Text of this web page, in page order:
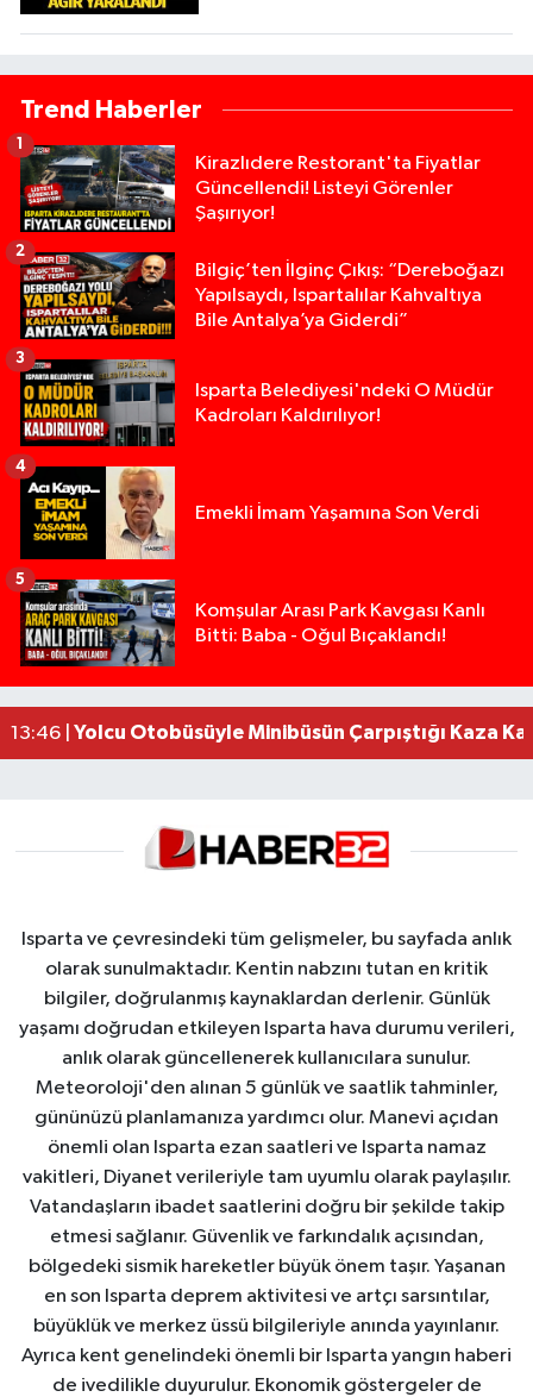
Trend Haberler
Kirazlıdere Restorant'ta Fiyatlar
Güncellendi! Listeyi Görenler
Şaşırıyor!
1
Bilgiç’ten İlginç Çıkış: “Dereboğazı
Yapılsaydı, Ispartalılar Kahvaltıya
Bile Antalya’ya Giderdi”
2
Isparta Belediyesi'ndeki O Müdür
Kadroları Kaldırılıyor!
3
Emekli İmam Yaşamına Son Verdi
4
Komşular Arası Park Kavgası Kanlı
Bitti: Baba - Oğul Bıçaklandı!
5
19:36 |Isparta’da Silah Operasyonu: 165 Tabanca Ele
17:18 |Anız Yangını Kazaya Neden Oldu: 13 Araç
17:08 |Alevlere Teslim Olan Gecekondu Kullanılamaz
13:46 | Yolcu Otobüsüyle Minibüsün Çarpıştığı Kaza
Isparta ve çevresindeki tüm gelişmeler, bu sayfada anlık
olarak sunulmaktadır. Kentin nabzını tutan en kritik
bilgiler, doğrulanmış kaynaklardan derlenir. Günlük
yaşamı doğrudan etkileyen Isparta hava durumu verileri,
anlık olarak güncellenerek kullanıcılara sunulur.
Meteoroloji'den alınan 5 günlük ve saatlik tahminler,
gününüzü planlamanıza yardımcı olur. Manevi açıdan
önemli olan Isparta ezan saatleri ve Isparta namaz
vakitleri, Diyanet verileriyle tam uyumlu olarak paylaşılır.
Vatandaşların ibadet saatlerini doğru bir şekilde takip
etmesi sağlanır. Güvenlik ve farkındalık açısından,
bölgedeki sismik hareketler büyük önem taşır. Yaşanan
en son Isparta deprem aktivitesi ve artçı sarsıntılar,
büyüklük ve merkez üssü bilgileriyle anında yayınlanır.
Ayrıca kent genelindeki önemli bir Isparta yangın haberi
de ivedilikle duyurulur. Ekonomik göstergeler de